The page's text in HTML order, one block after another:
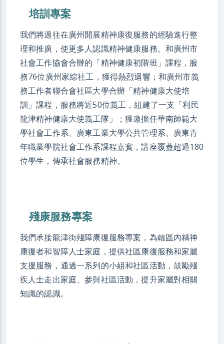
培訓專案
我們將過往在廣州開展精神康復服務的經驗進行整
理和推廣，使更多人認識精神健康服務。和廣州市
社會工作協會合辦的「精神健康初階班」課程，服
務76位廣州家綜社工，獲得熱烈迴響；和廣州市義
務工作者聯合會社區大學合辦「精神健康大使培
訓」課程，服務將近50位義工，組建了一支「利民
龍津精神健康大使義工隊」；獲邀擔任華南師範大
學社會工作系、廣東工業大學公共管理系、廣東青
年職業學院社會工作系課程嘉賓，講座覆蓋超過180
位學生，傳承社會服務精神。
殘康服務專案
我們承接龍津街殘障康復服務專案，為轄區內精神
康復者和智障人士家庭，提供社區康復服務和家屬
支援服務，通過一系列的小組和社區活動，鼓勵殘
疾人士走出家庭、參與社區活動，提升家屬對相關
知識的認識。